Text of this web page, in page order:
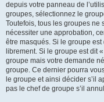
depuis votre panneau de
groupes, sélectionnez le
Toutefois, tous les groupes ne
nécessiter une approbation,
être masqués. Si le groupe
librement. Si le groupe est dit
groupe mais votre demande
groupe. Ce dernier pourra
le groupe et ainsi décider s’il
pas le chef de groupe s’il